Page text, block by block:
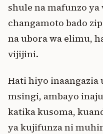
shule na mafunzo
changamoto bado
na ubora wa elimu,
vijijini.
Hati hiyo
msingi, ambayo
katika kusoma,
ya kujifunza ni